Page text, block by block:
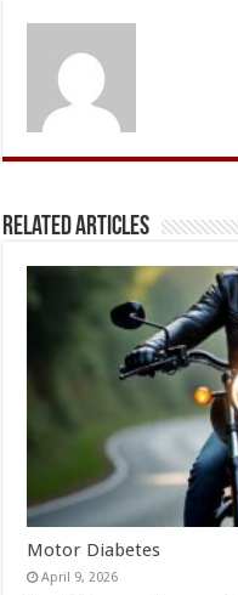
Related Articles
Motor Diabetes
April 9, 2026